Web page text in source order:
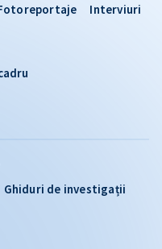
Ghiduri de investigații
Interviuri